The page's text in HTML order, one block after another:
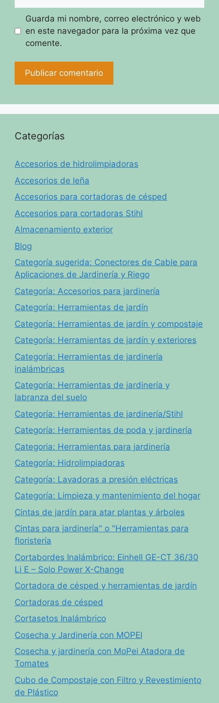
Guarda mi nombre, correo electrónico y web
en este navegador para la próxima vez que
comente.
Categorías
Accesorios de hidrolimpiadoras
Accesorios de leña
Accesorios para cortadoras de césped
Accesorios para cortadoras Stihl
Almacenamiento exterior
Blog
Categoría sugerida: Conectores de Cable para
Aplicaciones de Jardinería y Riego
Categoría: Accesorios para jardinería
Categoría: Herramientas de jardín
Categoría: Herramientas de jardín y compostaje
Categoría: Herramientas de jardín y exteriores
Categoría: Herramientas de jardinería
inalámbricas
Categoría: Herramientas de jardinería y
labranza del suelo
Categoría: Herramientas de jardinería/Stihl
Categoría: Herramientas de poda y jardinería
Categoria: Herramientas para jardinería
Categoría: Hidrolimpiadoras
Categoría: Lavadoras a presión eléctricas
Categoría: Limpieza y mantenimiento del hogar
Cintas de jardín para atar plantas y árboles
Cintas para jardinería" o "Herramientas para
floristería
Cortabordes Inalámbrico: Einhell GE-CT 36/30
Li E – Solo Power X-Change
Cortadora de césped y herramientas de jardín
Cortadoras de césped
Cortasetos Inalámbrico
Cosecha y Jardinería con MOPEI
Cosecha y jardinería con MoPei Atadora de
Tomates
Cubo de Compostaje con Filtro y Revestimiento
de Plástico